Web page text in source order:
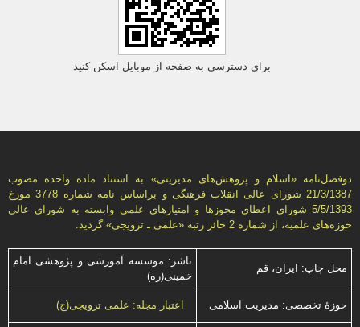
برای دسترسی به صفحه از موبایل اسکن کنید
دوفصل‌نامه «اسلام و پژوهش‌های مديريتی» به استناد ماده واحده مصوب
21/3/1387 شورای عالی انقلاب فرهنگی و براساس نامه شماره 3778 مورخ
5/5/1393 شورای اعطای مجوزها و امتيازهای علمی وابسته به شورای عالی
حوزه‌های علميه، از شماره 2 حائز رتبه «علمی ـ ترويجی» گرديد.
محل چاپ: ایران، قم
ناشر: موسسه آموزشی و پژوهشی امام
خمینی(ره)
حوزۀ تخصصی: مدیریت اسلامی اعتبار مجله: علمی ترویجی(ج)